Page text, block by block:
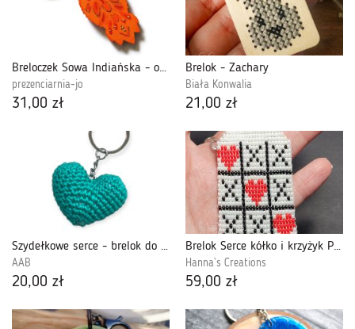
Breloczek Sowa Indiańska - oranż wściekły
prezenciarnia-jo
31,00 zł
Brelok - Zachary
Biała Konwalia
21,00 zł
Szydełkowe serce - brelok do kluczy seledynowe (425739)
AAB
20,00 zł
Brelok Serce kółko i krzyżyk Prezent na Walentynki Handmade
Hanna`s Creations
59,00 zł